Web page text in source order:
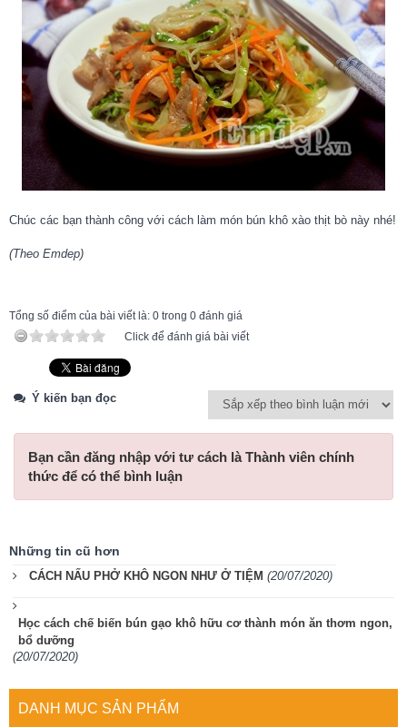
Chúc các bạn thành công với cách làm món bún khô xào thịt bò này nhé!
(Theo Emdep)
Tổng số điểm của bài viết là: 0 trong 0 đánh giá
Click để đánh giá bài viết
Ý kiến bạn đọc
Bạn cần đăng nhập với tư cách làThành viên chính
thức để có thể bình luận
Những tin cũ hơn
CÁCH NẤU PHỞ KHÔ NGON NHƯ Ở TIỆM (20/07/2020)
Học cách chế biến bún gạo khô hữu cơ thành món ăn thơm ngon,
bổ dưỡng
(20/07/2020)
DANH MỤC SẢN PHẨM